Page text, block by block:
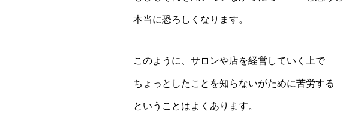
本当に恐ろしくなります。
このように、サロンや店を経営していく上で
ちょっとしたことを知らないがために苦労する
ということはよくあります。